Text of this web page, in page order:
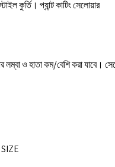
কুর্তি। প্যান্ট কাটিং সেলোয়ার
লম্বা ও হাতা কম/বেশি করা যাবে।